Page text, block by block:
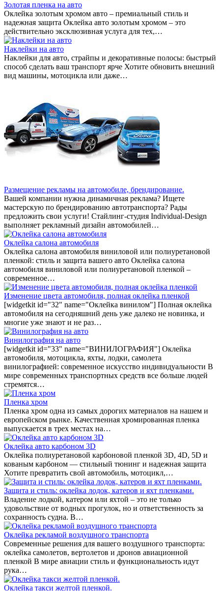
Золотая пленка на авто
Оклейка золотым хромом авто – премиальный стиль и
надежная защита Оклейка авто золотым хромом – это
действительно эксклюзивная услуга для тех,…
Наклейки на авто
Наклейки для авто, страйпы и декоративные полосы: быстрый
способ сделать ваш транспорт ярче Хотите обновить внешний
вид машины, мотоцикла или даже…
Размещение рекламы на автомобиле, брендирование.
Вашей компании нужна динамичная реклама? Ищете
мастерскую по брендированию автотранспорта? Рады
предложить свои услуги! Стайлинг-студия Individual-Design
выполняет рекламный дизайн автомобилей…
Оклейка салона автомобиля
Оклейка салона автомобиля виниловой или полиуретановой
пленкой: стиль и защита вашего авто Оклейка салона
автомобиля виниловой или полиуретановой пленкой –
современное…
Изменение цвета автомобиля, полная оклейка пленкой
[widgetkit id="32" name="Оклейка винилом"] Полная оклейка
автомобиля на сегодняшний день уже далеко не новинка, и
многие уже знают и не раз…
Винилография на авто
[widgetkit id="33" name="ВИНИЛОГРАФИЯ"] Оклейка
автомобиля, мотоцикла, яхты, лодки, самолета
винилографией: современное искусство индивидуальности В
мире современных транспортных средств все больше людей
стремятся…
Пленка хром
Пленка хром одна из самых дорогих материалов на нашем и
европейском рынке. Качественная хромированная пленка
выпускается в трех местах на…
Оклейка авто карбоном 3D
Оклейка полиуретановой карбоновой пленкой 3D, 4D, 5D и
кованым карбоном — стильный тюнинг и надежная защита
Хотите превратить свой автомобиль, мотоцикл,…
Защита и стиль: оклейка лодок, катеров и яхт пленками.
Владение лодкой, катером или яхтой – это не только
удовольствие от водных прогулок, но и ответственность за
сохранность судна. В…
Оклейка рекламой воздушного транспорта
Современные решения для вашего воздушного транспорта:
оклейка самолетов, вертолетов и дронов авиационной
пленкой В мире авиации стиль и функциональность идут
рука…
Оклейка такси желтой пленкой.